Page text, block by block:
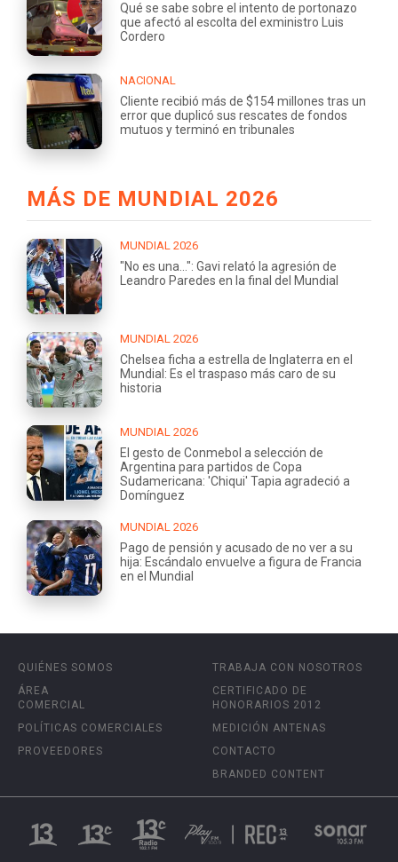
Qué se sabe sobre el intento de portonazo
que afectó al escolta del exministro Luis
Cordero
NACIONAL
Cliente recibió más de $154 millones tras un
error que duplicó sus rescates de fondos
mutuos y terminó en tribunales
MÁS DE MUNDIAL 2026
MUNDIAL 2026
"No es una...": Gavi relató la agresión de
Leandro Paredes en la final del Mundial
MUNDIAL 2026
Chelsea ficha a estrella de Inglaterra en el
Mundial: Es el traspaso más caro de su
historia
MUNDIAL 2026
El gesto de Conmebol a selección de
Argentina para partidos de Copa
Sudamericana: 'Chiqui' Tapia agradeció a
Domínguez
MUNDIAL 2026
Pago de pensión y acusado de no ver a su
hija: Escándalo envuelve a figura de Francia
en el Mundial
QUIÉNES SOMOS
ÁREA
COMERCIAL
POLÍTICAS COMERCIALES
PROVEEDORES
TRABAJA CON NOSOTROS
CERTIFICADO DE
HONORARIOS 2012
MEDICIÓN ANTENAS
CONTACTO
BRANDED CONTENT